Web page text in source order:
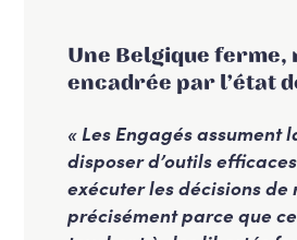
Une Belgique ferme,
encadrée par l’état
« Les Engagés assument
disposer d’outils
exécuter les décisions de
précisément parce que